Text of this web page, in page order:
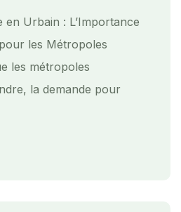
en Urbain : L’Importance
les Métropoles
les métropoles
la demande pour